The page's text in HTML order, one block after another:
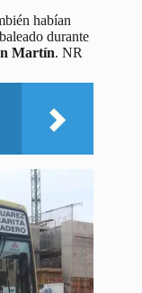
habían
durante
Martín. NR